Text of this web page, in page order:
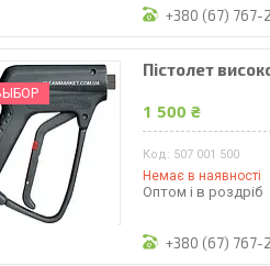
+380 (67) 767-
Пістолет
1 500 ₴
507 001 500
Немає в наявності
Оптом і в роздріб
+380 (67) 767-